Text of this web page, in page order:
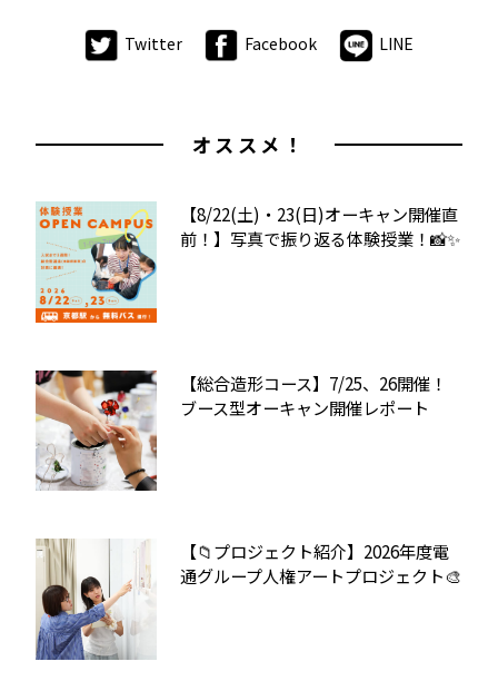
Twitter Facebook LINE
オススメ！
【8/22(土)・23(日)オーキャン開催直
前！】写真で振り返る体験授業！📸✨
【総合造形コース】7/25、26開催！
ブース型オーキャン開催レポート
【📁プロジェクト紹介】2026年度電
通グループ人権アートプロジェクト🎨